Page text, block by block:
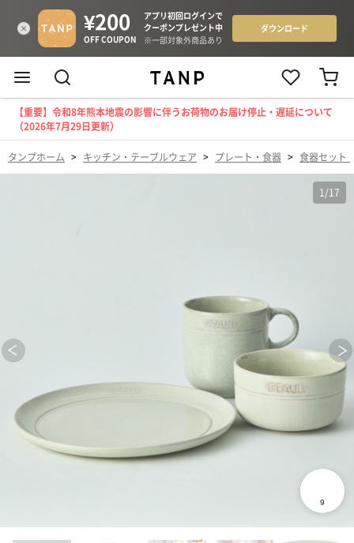
【重要】令和8年熊本地震の影響に伴うお荷物のお届け停止・遅延について
（2026年7月29日更新）
タンプホーム > キッチン・テーブルウェア > プレート・食器 > 食器セット
1 /17